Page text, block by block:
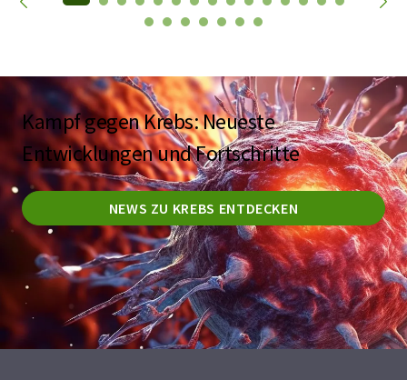
Kampf gegen Krebs: Neueste
Entwicklungen und Fortschritte
NEWS ZU KREBS ENTDECKEN